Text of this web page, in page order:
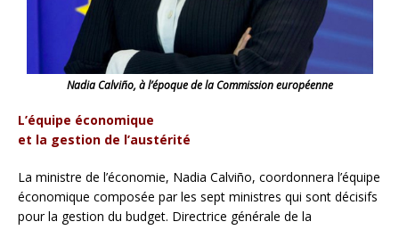
Nadia Calviño, à l’époque de la Commission européenne
L’équipe économique
et la gestion de l’austérité
La ministre de l’économie, Nadia Calviño, coordonnera l’équipe
économique composée par les sept ministres qui sont décisifs
pour la gestion du budget. Directrice générale de la